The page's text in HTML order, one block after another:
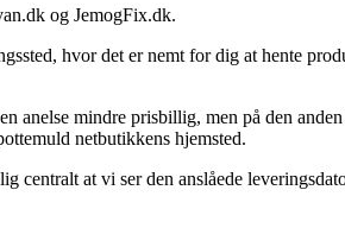
og JemogFix.dk.
hvor det er nemt for dig at hente
mindre prisbillig, men på den
netbutikkens hjemsted.
centralt at vi ser den anslåede